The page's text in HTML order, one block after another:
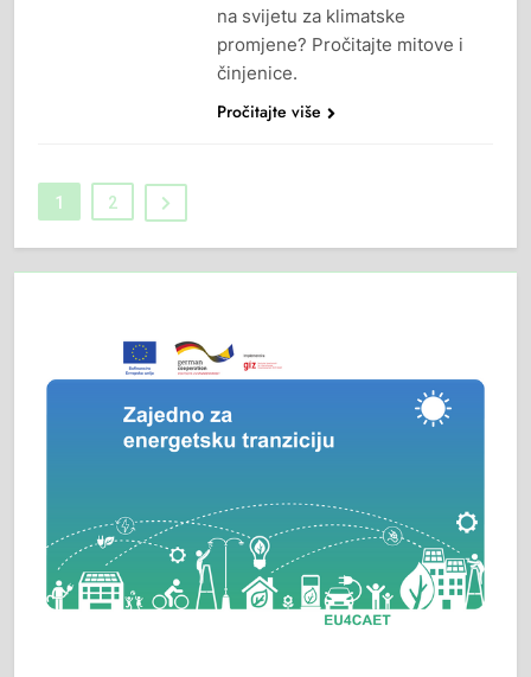
na svijetu za klimatske
promjene? Pročitajte mitove i
činjenice.
Pročitajte više
1 2